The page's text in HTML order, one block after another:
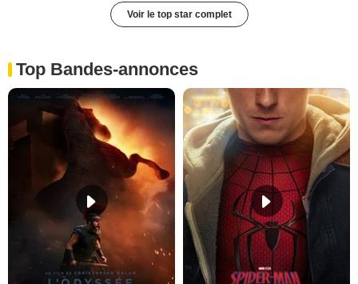
Voir le top star complet
Top Bandes-annonces